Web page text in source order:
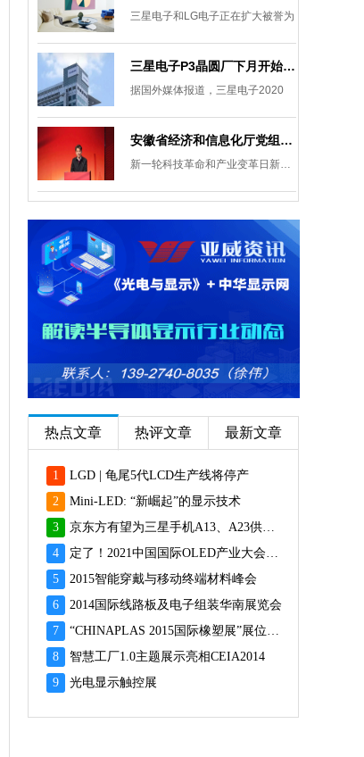
三星电子和LG电子正在扩大被誉为
三星电子P3晶圆厂下月开始安装设备，计划下半年建成
据国外媒体报道，三星电子2020
安徽省经济和信息化厅党组成员、副厅长柯文斌：掌握显示技术发展主动权 打造新型显示产业制造集群
新一轮科技革命和产业变革日新月异
热点文章 热评文章 最新文章
1
LGD | 龟尾5代LCD生产线将停产
2
Mini-LED: “新崛起”的显示技术
3
京东方有望为三星手机A13、A23供应面板
4
定了！2021中国国际OLED产业大会12月重磅启幕
5
2015智能穿戴与移动终端材料峰会
6
2014国际线路板及电子组装华南展览会
7
“CHINAPLAS 2015国际橡塑展”展位预订火爆 彰显橡塑业乐观前景
8
智慧工厂1.0主题展示亮相CEIA2014
9
光电显示触控展